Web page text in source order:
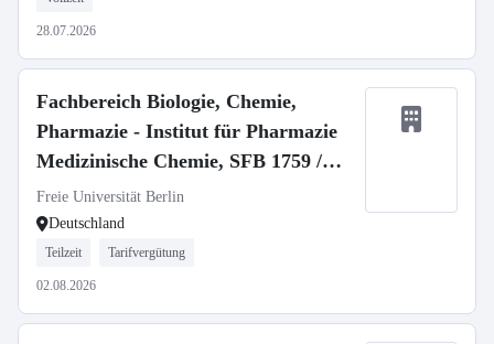
28.07.2026
Fachbereich Biologie, Chemie,
Pharmazie - Institut für Pharmazie
Medizinische Chemie, SFB 1759 /
Medicinal Chemistry, SFB 1759
Freie Universität Berlin
Deutschland
Teilzeit Tarifvergütung
02.08.2026